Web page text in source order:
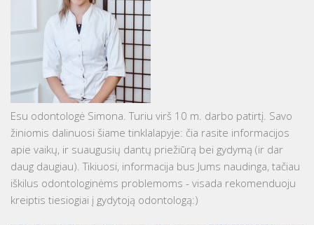
Esu odontologė Simona. Turiu virš 10 m. darbo patirtį. Savo
žiniomis dalinuosi šiame tinklalapyje: čia rasite informacijos
apie vaikų, ir suaugusių dantų priežiūrą bei gydymą (ir dar
daug daugiau). Tikiuosi, informacija bus Jums naudinga, tačiau
iškilus odontologinėms problemoms - visada rekomenduoju
kreiptis tiesiogiai į gydytoją odontologą:)